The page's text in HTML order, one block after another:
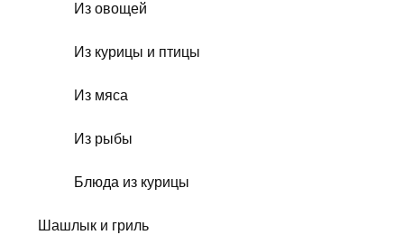
Из овощей
Из курицы и птицы
Из мяса
Из рыбы
Блюда из курицы
Шашлык и гриль